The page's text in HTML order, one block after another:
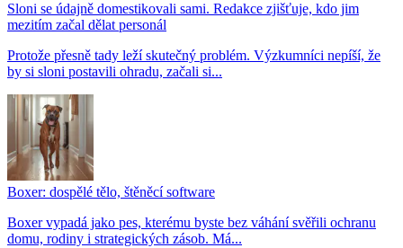
Sloni se údajně domestikovali sami. Redakce zjišťuje, kdo jim
mezitím začal dělat personál
Protože přesně tady leží skutečný problém. Výzkumníci nepíší, že
by si sloni postavili ohradu, začali si...
Boxer: dospělé tělo, štěněcí software
Boxer vypadá jako pes, kterému byste bez váhání svěřili ochranu
domu, rodiny i strategických zásob. Má...